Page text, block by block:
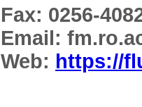
Fax: 0256-
Email:
Web: https://